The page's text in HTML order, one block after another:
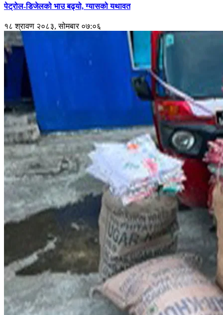
पेट्रोल-डिजेलको भाउ बढ्यो, ग्यासको यथावत
१८ श्रावण २०८३, सोमबार ०७:०६